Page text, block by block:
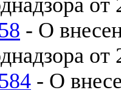
- О
- О